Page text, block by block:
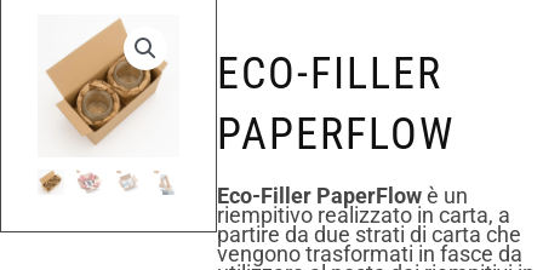
ECO-FILLER
PAPERFLOW
Eco-Filler PaperFlowè un
riempitivo realizzato in carta, a
partire da due strati di carta che
vengono trasformati in fasce da